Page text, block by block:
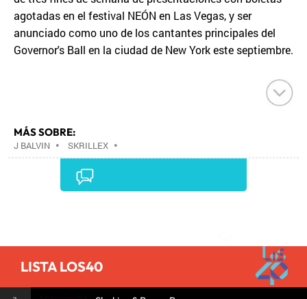
agotadas en el festival NEÓN en Las Vegas, y ser
anunciado como uno de los cantantes principales del
Governor's Ball en la ciudad de New York este septiembre.
MÁS SOBRE:
J BALVIN • SKRILLEX •
LISTA LOS40